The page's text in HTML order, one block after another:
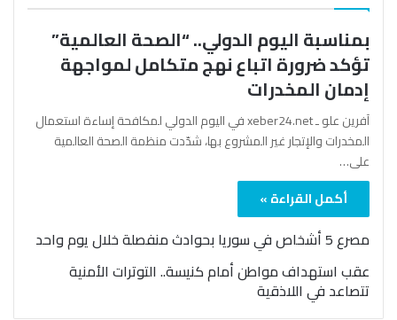
بمناسبة اليوم الدولي.. “الصحة العالمية”
تؤكد ضرورة اتباع نهج متكامل لمواجهة
إدمان المخدرات
آفرين علو ـ xeber24.net في اليوم الدولي لمكافحة إساءة استعمال
المخدرات والإتجار غير المشروع بها، شدّدت منظمة الصحة العالمية
على…
أكمل القراءة »
مصرع 5 أشخاص في سوريا بحوادث منفصلة خلال يوم واحد
عقب استهداف مواطن أمام كنيسة.. التوترات الأمنية
تتصاعد في اللاذقية